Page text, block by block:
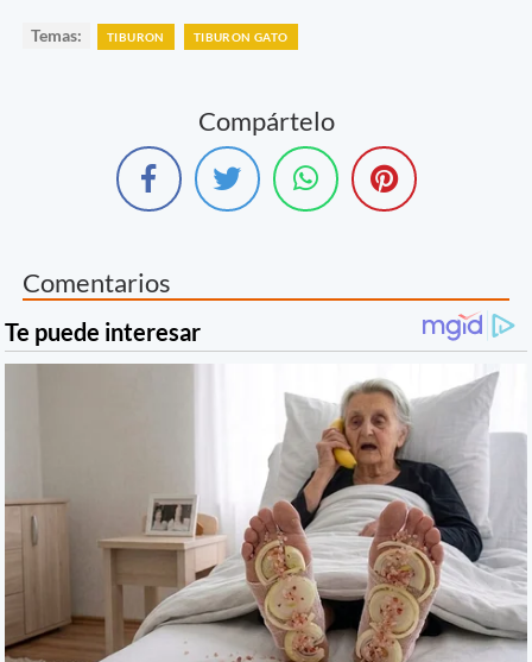
Temas: TIBURON TIBURON GATO
Compártelo
Comentarios